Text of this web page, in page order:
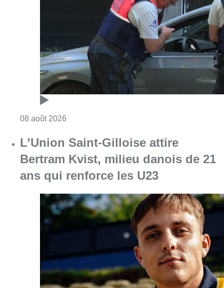
08 août 2026
L’Union Saint-Gilloise attire
Bertram Kvist, milieu danois de 21
ans qui renforce les U23